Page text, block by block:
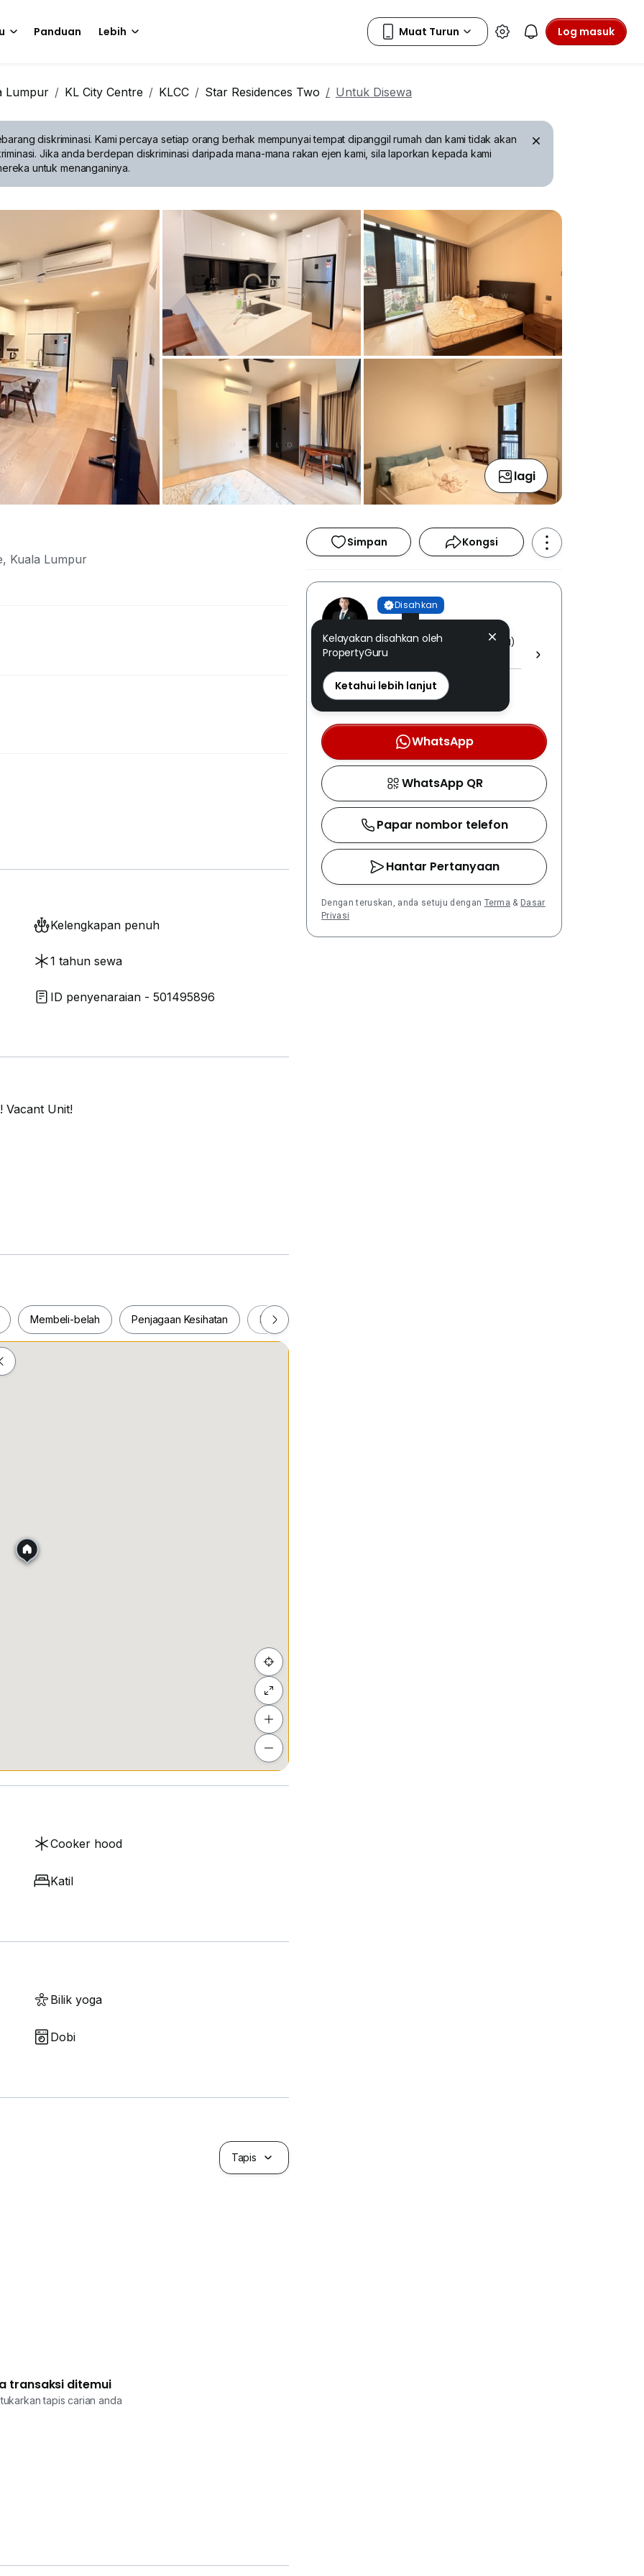
Panduan Lebih Log masuk
Lumpur KL City Centre KLCC Star Residences Two Untuk Disewa
diskriminasi.Kami percaya setiap orang berhak mempunyai tempat dipanggil rumah dan kami tidak akan
Jika anda berdepan diskriminasi daripada mana-mana rakan ejen kami, sila laporkan kepada kami
untuk menanganinya.
lagi
Kuala Lumpur
Kelengkapan penuh
1 tahun sewa
ID penyenaraian - 501495896
Vacant Unit!
viewing appointment.
Membeli-belah Penjagaan Kesihatan Makanan & Minuman
Cooker hood
Katil
Bilik yoga
Dobi
Tapis
transaksi ditemui
tapis carian anda
Simpan Kongsi
Disahkan
Jimmi Low
PROPNEX REALTY SDN BHD [ E (1)
1800 ]
REN: 32270 disahkan
Nombor berdaftar LPEPH
WhatsApp
WhatsApp QR
Papar nombor telefon
Hantar Pertanyaan
Dengan teruskan, anda setuju dengan Terma & Dasar
Privasi
Kelayakan disahkan oleh
PropertyGuru
Ketahui lebih lanjut